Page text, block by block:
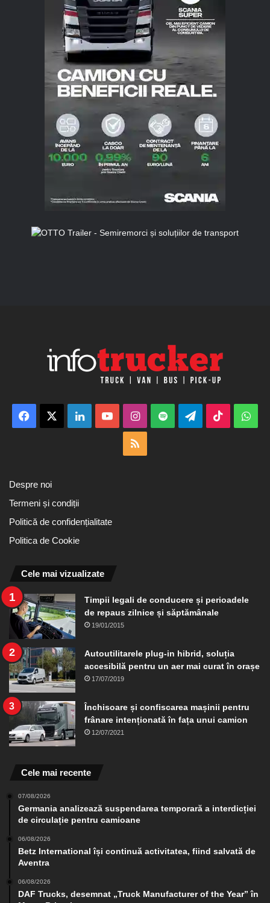
Facebook LinkedInYouTubeInstagram
Spotify TelegramTikTok
Despre noi
Termeni și condiții
Politică de confidențialitate
Politica de Cookie
Cele mai vizualizate
Timpii legali de conducere și perioadele
de repaus zilnice și săptămânale
19/01/2015
Autoutilitarele plug-in hibrid, soluția
accesibilă pentru un aer mai curat în orașe
17/07/2019
Închisoare și confiscarea mașinii pentru
frânare intenționată în fața unui camion
12/07/2021
Cele mai recente
07/08/2026
Germania analizează suspendarea temporară a interdicției
de circulație pentru camioane
06/08/2026
Betz International își continuă activitatea, fiind salvată de
Aventra
06/08/2026
DAF Trucks, desemnat „Truck Manufacturer of the Year” în